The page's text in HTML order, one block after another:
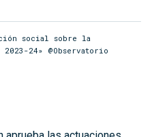
social sobre la
24» @Observatorio